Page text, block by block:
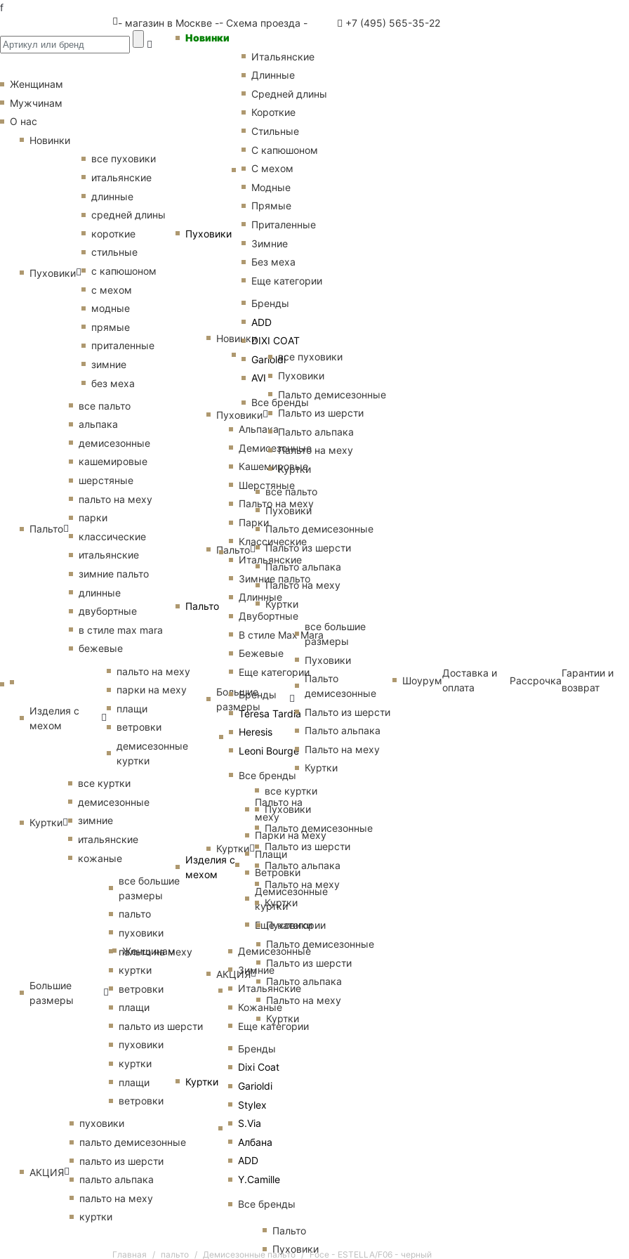
f
- магазин в Москве -- Схема проезда - +7 (495) 565-35-22
Женщинам
Новинки
Пуховики
Итальянские
Длинные
Средней длины
Короткие
Стильные
С капюшоном
С мехом
Модные
Прямые
Приталенные
Зимние
Без меха
Еще категории
Бренды
ADD
DIXI COAT
Garioldi
AVI
Все бренды
Пальто
Альпака
Демисезонные
Кашемировые
Шерстяные
Пальто на меху
Парки
Классические
Итальянские
Зимние пальто
Длинные
Двубортные
В стиле Max Mara
Бежевые
Еще категории
Бренды
Teresa Tardia
Heresis
Leoni Bourge
Все бренды
Изделия с
мехом
Пальто на
меху
Парки на меху
Плащи
Ветровки
Демисезонные
куртки
Еще категории
Куртки
Демисезонные
Зимние
Итальянские
Кожаные
Еще категории
Бренды
Dixi Coat
Garioldi
Stylex
S.Via
Албана
ADD
Y.Camille
Все бренды
Пальто
Пуховики
Женщинам
Мужчинам
О нас
Новинки
Пуховики
все пуховики
итальянские
длинные
средней длины
короткие
стильные
с капюшоном
с мехом
модные
прямые
приталенные
зимние
без меха
Пальто
все пальто
альпака
демисезонные
кашемировые
шерстяные
пальто на меху
парки
классические
итальянские
зимние пальто
длинные
двубортные
в стиле max mara
бежевые
Изделия с
мехом
пальто на меху
парки на меху
плащи
ветровки
демисезонные
куртки
Куртки
все куртки
демисезонные
зимние
итальянские
кожаные
Большие
размеры
все большие
размеры
пальто
пуховики
пальто на меху
куртки
ветровки
плащи
пальто из шерсти
пуховики
куртки
плащи
ветровки
АКЦИЯ
пуховики
пальто демисезонные
пальто из шерсти
пальто альпака
пальто на меху
куртки
Новинки
Пуховики
все пуховики
Пуховики
Пальто демисезонные
Пальто из шерсти
Пальто альпака
Пальто на меху
Куртки
Пальто
все пальто
Пуховики
Пальто демисезонные
Пальто из шерсти
Пальто альпака
Пальто на меху
Куртки
Большие
размеры
все большие
размеры
Пуховики
Пальто
демисезонные
Пальто из шерсти
Пальто альпака
Пальто на меху
Куртки
Куртки
все куртки
Пуховики
Пальто демисезонные
Пальто из шерсти
Пальто альпака
Пальто на меху
Куртки
АКЦИЯ
Пуховики
Пальто демисезонные
Пальто из шерсти
Пальто альпака
Пальто на меху
Куртки
Шоурум
Доставка и
оплата
Рассрочка
Гарантии и
возврат
Главная пальто Демисезонные пальто Foce - ESTELLA/F06 - черный